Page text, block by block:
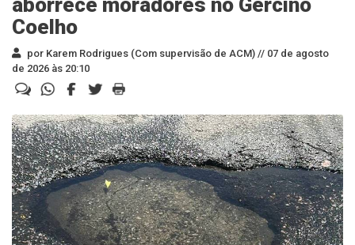
aborrece moradores no Gercino
Coelho
por Karem Rodrigues (Com supervisão de ACM) // 07 de agosto
de 2026 às 20:10